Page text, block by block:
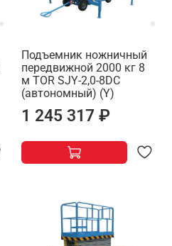
Подъемник ножничный
передвижной 2000 кг 8
м TOR SJY-2,0-8DC
(автономный) (Y)
1 245 317 ₽